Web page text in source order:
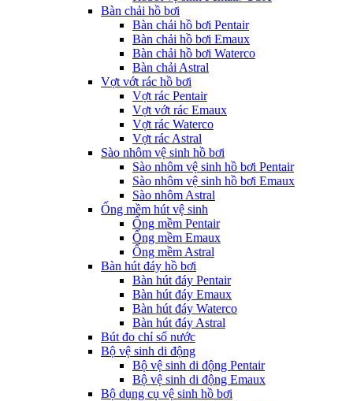
Bàn chải hồ bơi
Bàn chải hồ bơi Pentair
Bàn chải hồ bơi Emaux
Bàn chải hồ bơi Waterco
Bàn chải Astral
Vợt vớt rác hồ bơi
Vợt rác Pentair
Vợt vớt rác Emaux
Vợt rác Waterco
Vợt rác Astral
Sào nhôm vệ sinh hồ bơi
Sào nhôm vệ sinh hồ bơi Pentair
Sào nhôm vệ sinh hồ bơi Emaux
Sào nhôm Astral
Ống mềm hút vệ sinh
Ống mềm Pentair
Ống mềm Emaux
Ống mềm Astral
Bàn hút đáy hồ bơi
Bàn hút đáy Pentair
Bàn hút đáy Emaux
Bàn hút đáy Waterco
Bàn hút đáy Astral
Bút đo chỉ số nước
Bộ vệ sinh di động
Bộ vệ sinh di động Pentair
Bộ vệ sinh di động Emaux
Bộ dụng cụ vệ sinh hồ bơi